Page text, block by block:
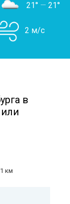
21° — 21°
2 м/с
в
км